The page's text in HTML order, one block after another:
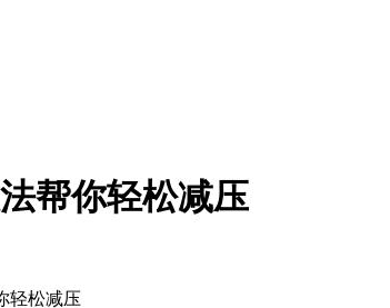
帮你轻松减压